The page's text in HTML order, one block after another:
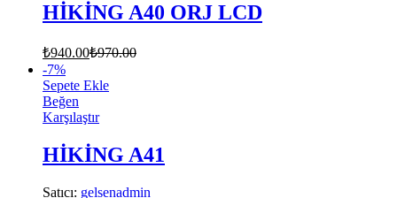
HİKİNG A40 ORJ LCD
₺940.00₺970.00
-7%
Sepete Ekle
Beğen
Karşılaştır
HİKİNG A41
Satıcı: gelsenadmin